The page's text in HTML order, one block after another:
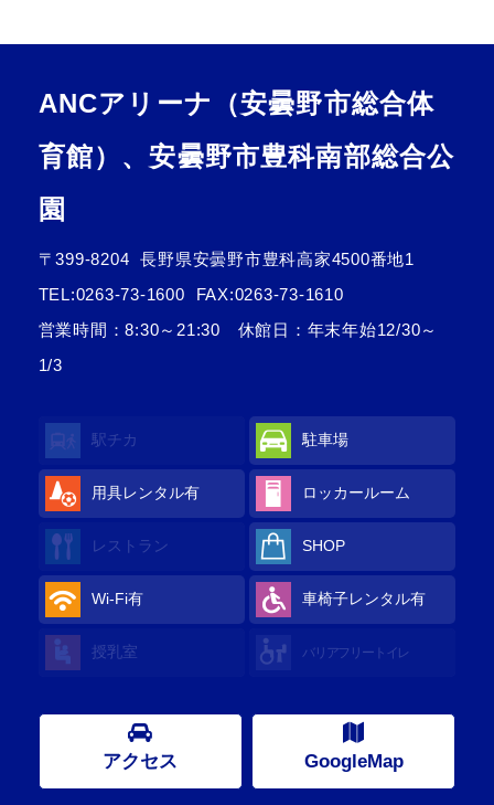
ANCアリーナ（安曇野市総合体
育館）、安曇野市豊科南部総合公
園
〒399-8204
長野県安曇野市豊科高家4500番地1
TEL:0263-73-1600
FAX:0263-73-1610
営業時間：8:30～21:30 休館日：年末年始12/30～
1/3
駅チカ 駐車場
用具レンタル有 ロッカールーム
レストラン SHOP
Wi-Fi有 車椅子レンタル有
授乳室 バリアフリートイレ
アクセス GoogleMap